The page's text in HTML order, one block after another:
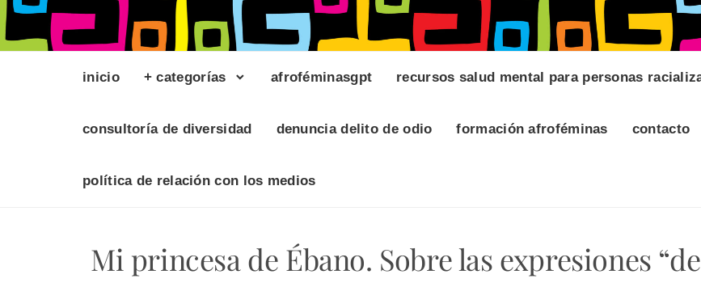
inicio + categorías afroféminasgpt recursos salud mental para personas
consultoría de diversidad denuncia delito de odio formación afroféminas contacto
política de relación con los medios
Mi princesa de Ébano. Sobre las expresiones